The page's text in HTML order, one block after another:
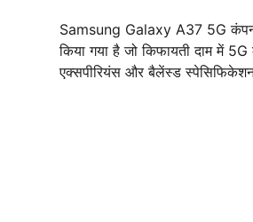
Samsung Galaxy A37 5G
किया गया है जो किफायती दाम में
एक्सपीरियंस और बैलेंस्ड